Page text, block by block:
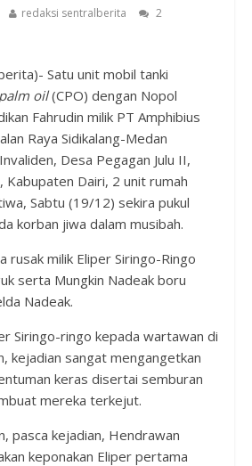
redaksi sentralberita
2
Satu unit mobil tanki
oil(CPO) dengan Nopol
Fahrudin milik PT Amphibius
Raya Sidikalang-Medan
Desa Pegagan Julu II,
Kabupaten Dairi, 2 unit rumah
Sabtu (19/12) sekira pukul
korban jiwa dalam musibah.
rusak milik Eliper Siringo-Ringo
serta Mungkin Nadeak boru
Nadeak.
Siringo-ringo kepada wartawan di
kejadian sangat mengangetkan
keras disertai semburan
mereka terkejut.
pasca kejadian, Hendrawan
keponakan Eliper pertama